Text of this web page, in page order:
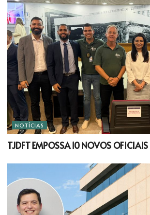
NOTÍCIAS
TJDFT EMPOSSA 10 NOVOS OFICIAIS